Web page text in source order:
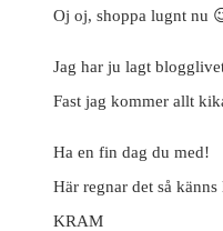
Oj oj, shoppa lugnt nu
Jag har ju lagt
Fast jag kommer allt
Ha en fin dag du med!
Här regnar det så
KRAM